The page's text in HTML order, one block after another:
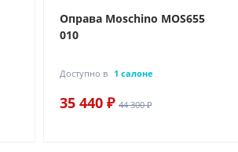
Оправа Moschino MOS655
010
Доступно в 1 салоне
35 440 ₽ 44 300 ₽